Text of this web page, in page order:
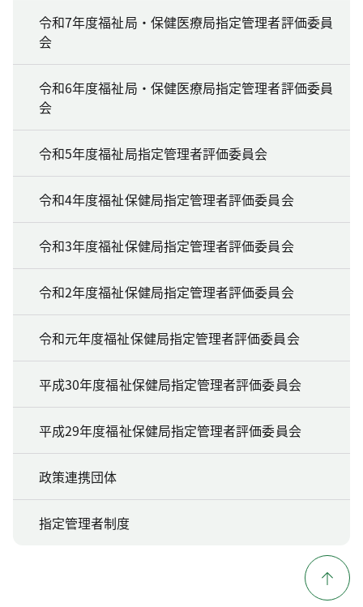
令和7年度福祉局・保健医療局指定管理者評価委員
会
令和6年度福祉局・保健医療局指定管理者評価委員
会
令和5年度福祉局指定管理者評価委員会
令和4年度福祉保健局指定管理者評価委員会
令和3年度福祉保健局指定管理者評価委員会
令和2年度福祉保健局指定管理者評価委員会
令和元年度福祉保健局指定管理者評価委員会
平成30年度福祉保健局指定管理者評価委員会
平成29年度福祉保健局指定管理者評価委員会
政策連携団体
指定管理者制度